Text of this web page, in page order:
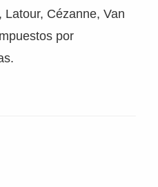
Cézanne, Van
por